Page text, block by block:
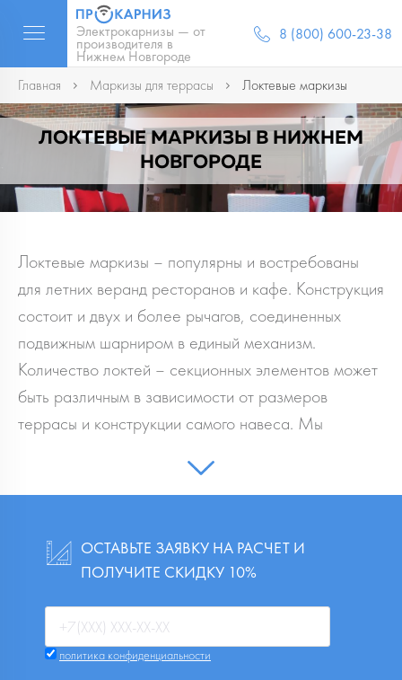
Электрокарнизы — от
производителя в
Нижнем Новгороде
8 (800) 600-23-38
Главная Маркизы для террасы Локтевые маркизы
ЛОКТЕВЫЕ МАРКИЗЫ В НИЖНЕМ
НОВГОРОДЕ
Локтевые маркизы – популярны и востребованы
для летних веранд ресторанов и кафе. Конструкция
состоит и двух и более рычагов, соединенных
подвижным шарниром в единый механизм.
Количество локтей – секционных элементов может
быть различным в зависимости от размеров
террасы и конструкции самого навеса. Мы
маркизов различных моделей, в т.ч вертикальных и
дополнительных опций, можно подобрать и купить
нужную расцветку и тип ткани для маркизы
Установка и сбор конструкции может
осуществляться как вручную, так и при помощи
автоматического управления бесшумного
ОСТАВЬТЕ ЗАЯВКУ НА РАСЧЕТ И
ПОЛУЧИТЕ СКИДКУ 10%
политика конфиденциальности